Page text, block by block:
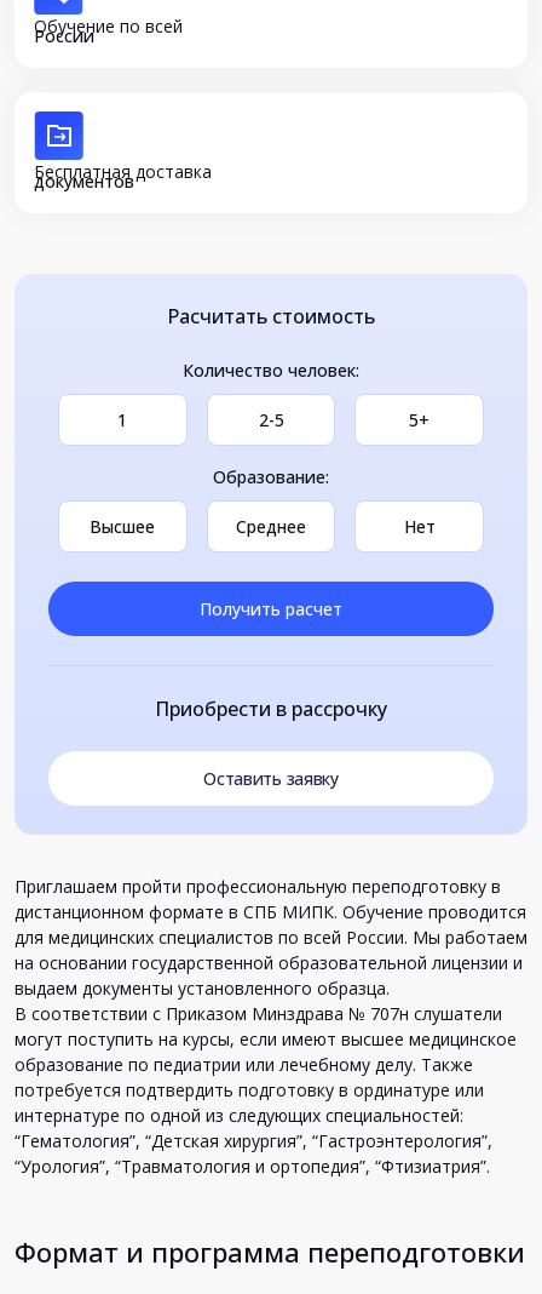
Обучение по всей
России
Бесплатная доставка
документов
Расчитать стоимость
Количество человек:
1 2-5 5+
Образование:
Высшее Среднее Нет
Получить расчет
Приобрести в рассрочку
Оставить заявку
Приглашаем пройти профессиональную переподготовку в
дистанционном формате в СПБ МИПК. Обучение проводится
для медицинских специалистов по всей России. Мы работаем
на основании государственной образовательной лицензии и
выдаем документы установленного образца.
В соответствии с Приказом Минздрава № 707н слушатели
могут поступить на курсы, если имеют высшее медицинское
образование по педиатрии или лечебному делу. Также
потребуется подтвердить подготовку в ординатуре или
интернатуре по одной из следующих специальностей:
“Гематология”, “Детская хирургия”, “Гастроэнтерология”,
“Урология”, “Травматология и ортопедия”, “Фтизиатрия”.
Формат и программа переподготовки